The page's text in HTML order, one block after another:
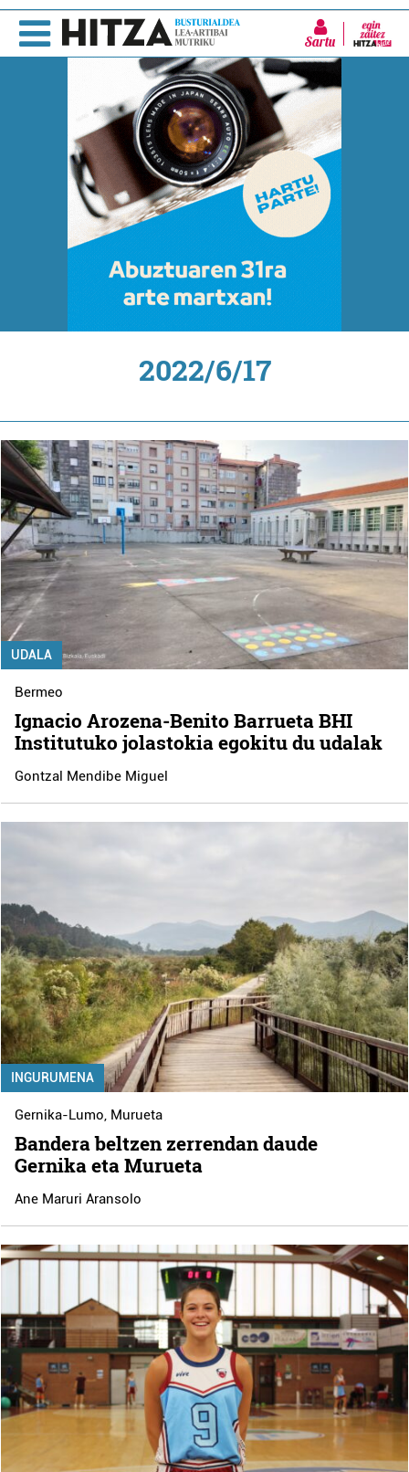
Sartu
2022/6/17
UDALA
Bermeo
Ignacio Arozena-Benito Barrueta BHI
Institutuko jolastokia egokitu du udalak
Gontzal Mendibe Miguel
INGURUMENA
Gernika-Lumo, Murueta
Bandera beltzen zerrendan daude
Gernika eta Murueta
Ane Maruri Aransolo